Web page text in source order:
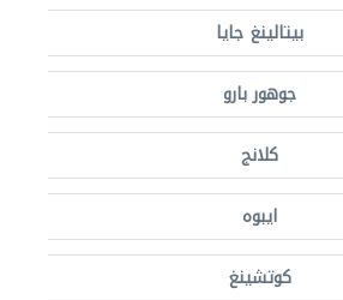
بيتالينغ جايا
جوهور بارو
كلانج
ايبوه
كوتشينغ